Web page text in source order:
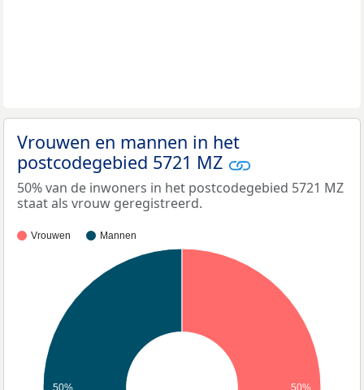
Vrouwen en mannen in het
postcodegebied 5721 MZ
50% van de inwoners in het postcodegebied 5721 MZ
staat als vrouw geregistreerd.
Vrouwen Mannen
50% 50%